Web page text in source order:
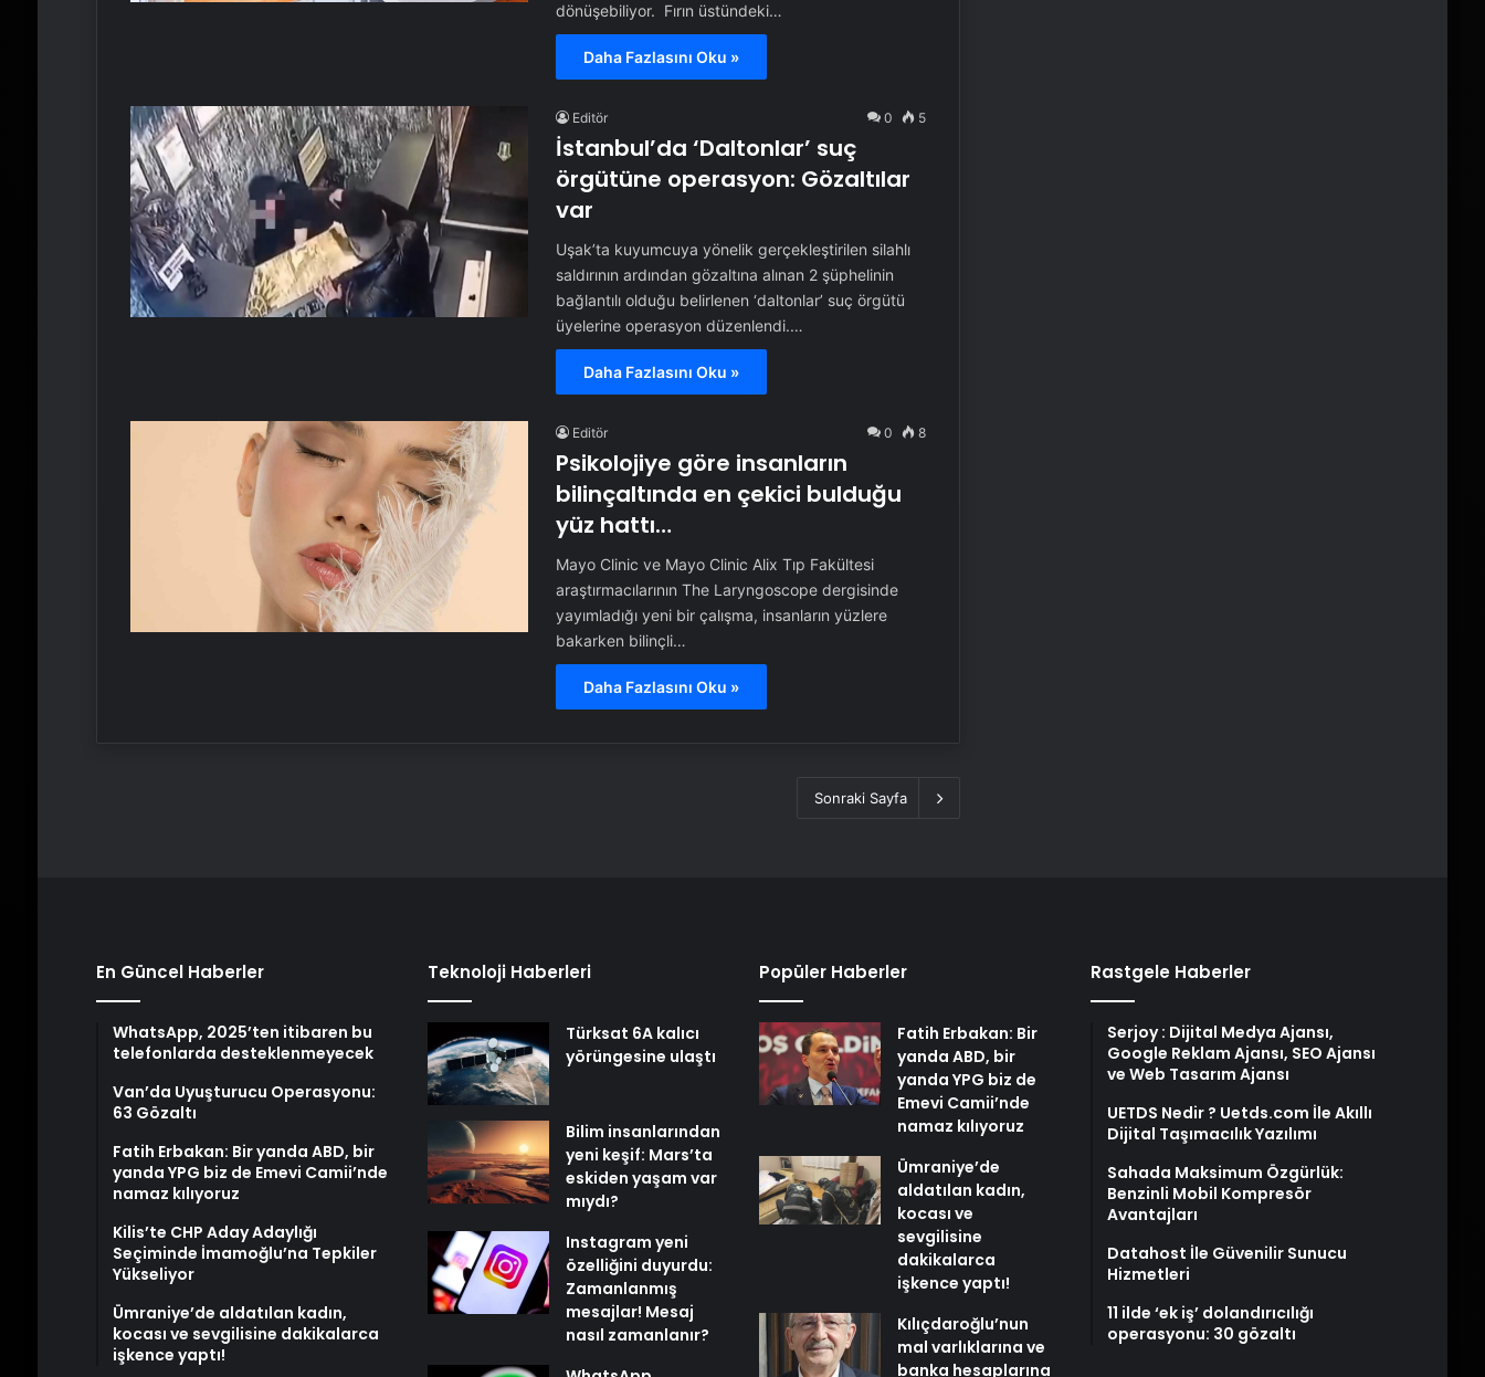
dönüşebiliyor. Fırın üstündeki…
Daha Fazlasını Oku »
Editör 0 5
İstanbul’da ‘Daltonlar’ suç
örgütüne operasyon: Gözaltılar
var
Uşak’ta kuyumcuya yönelik gerçekleştirilen silahlı
saldırının ardından gözaltına alınan 2 şüphelinin
bağlantılı olduğu belirlenen ‘daltonlar’ suç örgütü
üyelerine operasyon düzenlendi.…
Daha Fazlasını Oku »
Editör 0 8
Psikolojiye göre insanların
bilinçaltında en çekici bulduğu
yüz hattı…
Mayo Clinic ve Mayo Clinic Alix Tıp Fakültesi
araştırmacılarının The Laryngoscope dergisinde
yayımladığı yeni bir çalışma, insanların yüzlere
bakarken bilinçli…
Daha Fazlasını Oku »
Sonraki Sayfa
En Güncel Haberler
WhatsApp, 2025’ten itibaren bu
telefonlarda desteklenmeyecek
Van’da Uyuşturucu Operasyonu:
63 Gözaltı
Fatih Erbakan: Bir yanda ABD, bir
yanda YPG biz de Emevi Camii’nde
namaz kılıyoruz
Kilis’te CHP Aday Adaylığı
Seçiminde İmamoğlu’na Tepkiler
Yükseliyor
Ümraniye’de aldatılan kadın,
kocası ve sevgilisine dakikalarca
işkence yaptı!
Teknoloji Haberleri
Türksat 6A kalıcı
yörüngesine ulaştı
Bilim insanlarından
yeni keşif: Mars’ta
eskiden yaşam var
mıydı?
Instagram yeni
özelliğini duyurdu:
Zamanlanmış
mesajlar! Mesaj
nasıl zamanlanır?
Popüler Haberler
Fatih Erbakan: Bir
yanda ABD, bir
yanda YPG biz de
Emevi Camii’nde
namaz kılıyoruz
Ümraniye’de
aldatılan kadın,
kocası ve
sevgilisine
dakikalarca
işkence yaptı!
Kılıçdaroğlu’nun
mal varlıklarına ve
banka hesaplarına
Rastgele Haberler
Serjoy : Dijital Medya Ajansı,
Google Reklam Ajansı, SEO Ajansı
ve Web Tasarım Ajansı
UETDS Nedir ? Uetds.com İle Akıllı
Dijital Taşımacılık Yazılımı
Sahada Maksimum Özgürlük:
Benzinli Mobil Kompresör
Avantajları
Datahost İle Güvenilir Sunucu
Hizmetleri
11 ilde ‘ek iş’ dolandırıcılığı
operasyonu: 30 gözaltı